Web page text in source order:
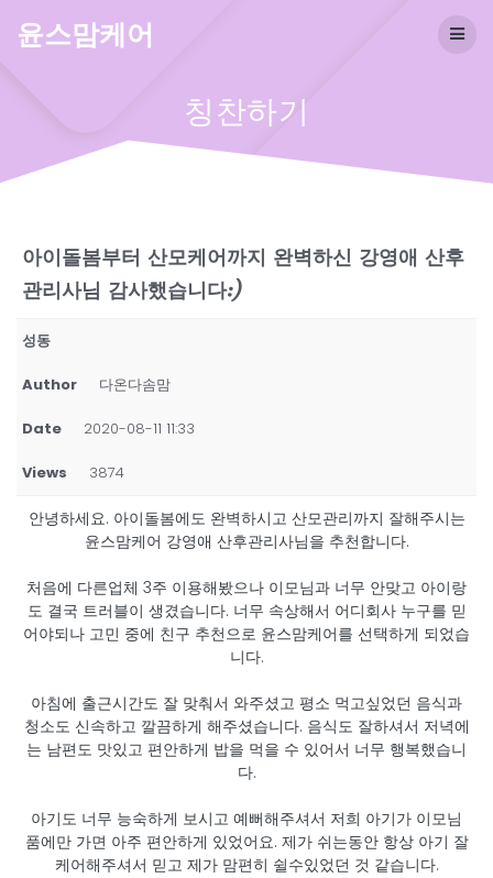
윤스맘케어
칭찬하기
아이돌봄부터 산모케어까지 완벽하신 강영애 산후
관리사님 감사했습니다:)
성동
Author 다온다솜맘
Date 2020-08-11 11:33
Views 3874
안녕하세요. 아이돌봄에도 완벽하시고 산모관리까지 잘해주시는
윤스맘케어 강영애 산후관리사님을 추천합니다.
처음에 다른업체 3주 이용해봤으나 이모님과 너무 안맞고 아이랑
도 결국 트러블이 생겼습니다. 너무 속상해서 어디회사 누구를 믿
어야되나 고민 중에 친구 추천으로 윤스맘케어를 선택하게 되었습
니다.
아침에 출근시간도 잘 맞춰서 와주셨고 평소 먹고싶었던 음식과
청소도 신속하고 깔끔하게 해주셨습니다. 음식도 잘하셔서 저녁에
는 남편도 맛있고 편안하게 밥을 먹을 수 있어서 너무 행복했습니
다.
아기도 너무 능숙하게 보시고 예뻐해주셔서 저희 아기가 이모님
품에만 가면 아주 편안하게 있었어요. 제가 쉬는동안 항상 아기 잘
케어해주셔서 믿고 제가 맘편히 쉴수있었던 것 같습니다.